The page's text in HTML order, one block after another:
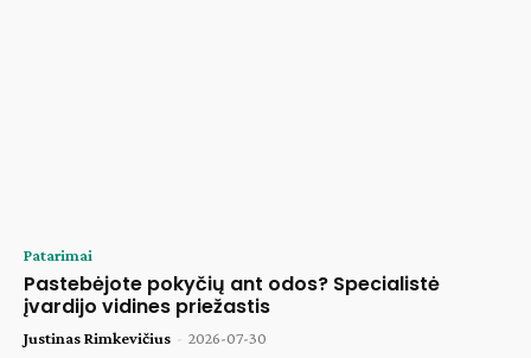
Patarimai
Pastebėjote pokyčių ant odos? Specialistė
įvardijo vidines priežastis
Justinas Rimkevičius - 2026-07-30